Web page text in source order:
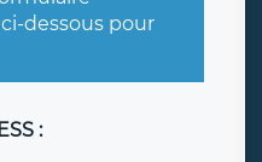
dessous pour
: